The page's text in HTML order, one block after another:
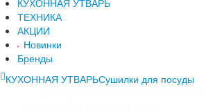
КУХОННАЯ УТВАРЬ
ТЕХНИКА
АКЦИИ
Новинки
Бренды
КУХОННАЯ УТВАРЬСушилки для посуды